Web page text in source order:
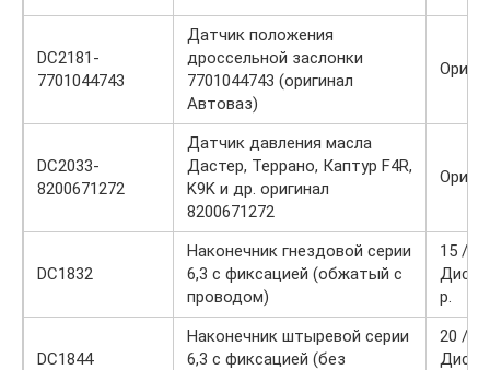
DC2181-
7701044743
Датчик положения
дроссельной заслонки
7701044743 (оригинал
Автоваз)
DC2033-
8200671272
Датчик давления масла
Дастер, Террано, Каптур F4R,
K9K и др. оригинал
8200671272
DC1832
Наконечник гнездовой серии
6,3 с фиксацией (обжатый с
проводом)
15 /
р.
DC1844
Наконечник штыревой серии
6,3 с фиксацией (без
20 /